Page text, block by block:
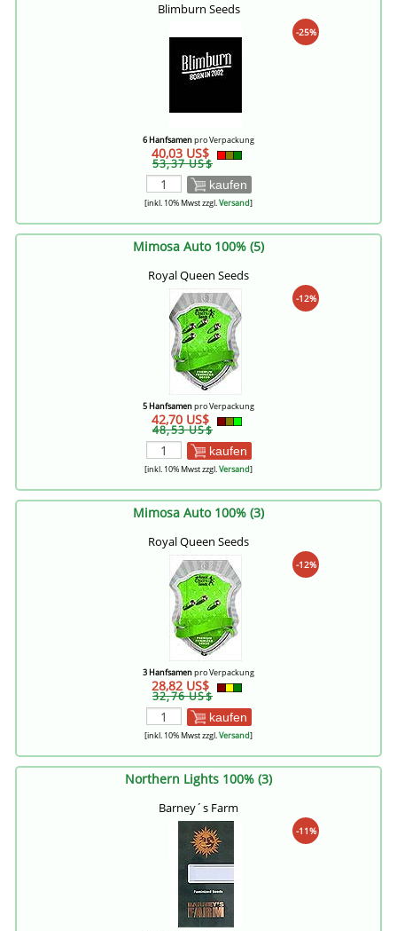
Blimburn Seeds
-25%
6 Hanfsamenpro Verpackung
40,03 US$
53,37 US$
kaufen
[inkl. 10% Mwst zzgl.Versand]
Mimosa Auto 100% (5)
Royal Queen Seeds
-12%
5 Hanfsamenpro Verpackung
42,70 US$
48,53 US$
kaufen
[inkl. 10% Mwst zzgl.Versand]
Mimosa Auto 100% (3)
Royal Queen Seeds
-12%
3 Hanfsamenpro Verpackung
28,82 US$
32,76 US$
kaufen
[inkl. 10% Mwst zzgl.Versand]
Northern Lights 100% (3)
Barney´s Farm
-11%